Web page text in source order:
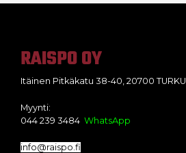
RAISPO OY
Itäinen Pitkäkatu 38-40, 20700 TURKU
Myynti:
044 239 3484 WhatsApp
info@raispo.fi